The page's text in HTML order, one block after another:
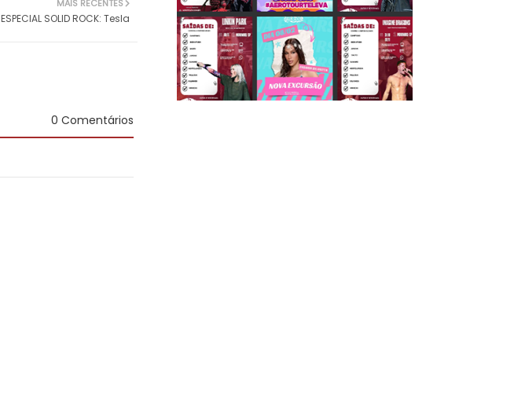
MAIS RECENTES
ESPECIAL SOLID ROCK: Tesla
0 Comentários